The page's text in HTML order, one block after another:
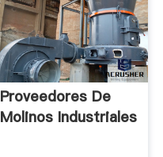
Proveedores De
Molinos Industriales